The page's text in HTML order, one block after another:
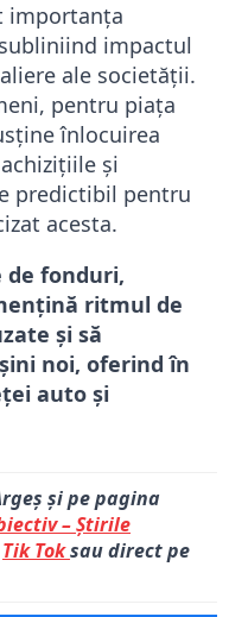
importanța
impactul
ale societății.
pentru piața
înlocuirea
și
predictibil pentru
acesta.
de fonduri,
ritmul de
și să
noi, oferind în
auto și
și pe pagina
– Știrile
Tik Toksau direct pe